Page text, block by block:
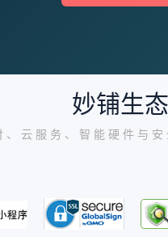
妙铺生
、云服务、智能硬件与